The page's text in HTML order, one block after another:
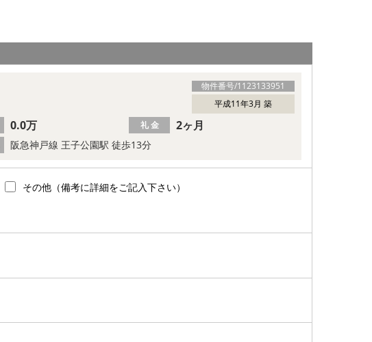
物件番号/1123133951
平成11年3月 築
阪急神戸線 王子公園駅 徒歩13分
0.0万 礼 金 2ヶ月
その他（備考に詳細をご記入下さい）